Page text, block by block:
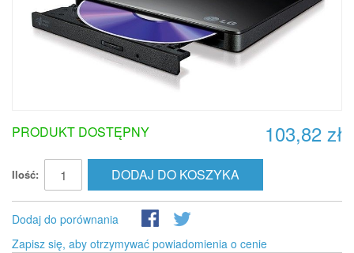
103,82 zł
PRODUKT DOSTĘPNY
Ilość: DODAJ DO KOSZYKA
Dodaj do porównania
Zapisz się, aby otrzymywać powiadomienia o cenie